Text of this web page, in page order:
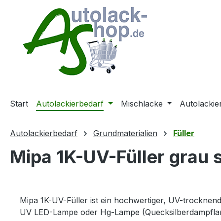
Hauptinhalt springen
Zur Suche springen
Zur Hauptnavigation springen
Start Autolackierbedarf Mischlacke
Autolackierbedarf Grundmaterialien Füller
Mipa 1K-UV-Füller grau
Mipa 1K-UV-Füller ist ein hochwertiger, UV-
UV LED-Lampe oder Hg-Lampe